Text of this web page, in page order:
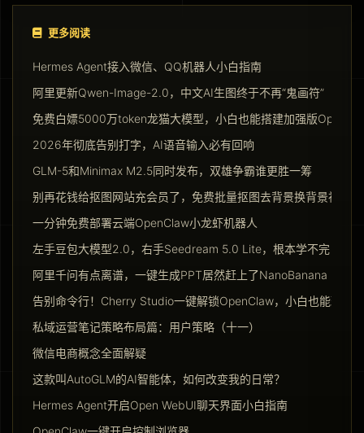
更多阅读
Hermes Agent接入微信、QQ机器人小白指南
阿里更新Qwen-Image-2.0，中文AI生图终于不再“鬼画符”
免费白嫖5000万token龙猫大模型，小白也能搭建加强版
2026年彻底告别打字，AI语音输入必有回响
GLM-5和Minimax M2.5同时发布，双雄争霸谁更胜一筹
别再花钱给抠图网站充会员了，免费批量抠图去背景换背景神器
一分钟免费部署云端OpenClaw小龙虾机器人
左手豆包大模型2.0，右手Seedream 5.0 Lite，根本学不完
阿里千问有点离谱，一键生成PPT居然赶上了NanoBanana Pro
告别命令行！Cherry Studio一键解锁OpenClaw，小白也能玩转
私域运营笔记策略布局篇：用户策略（十一）
微信电商概念全面解疑
这款叫AutoGLM的AI智能体，如何改变我的日常？
Hermes Agent开启Open WebUI聊天界面小白指南